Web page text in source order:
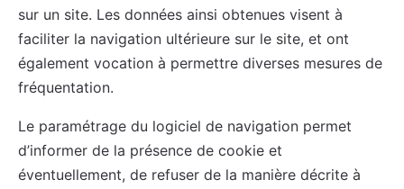
sur un site. Les données ainsi obtenues visent à
faciliter la navigation ultérieure sur le site, et ont
également vocation à permettre diverses mesures de
fréquentation.
Le paramétrage du logiciel de navigation permet
d’informer de la présence de cookie et
éventuellement, de refuser de la manière décrite à